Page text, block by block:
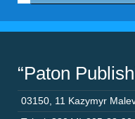
“Paton
03150 11 Kazymyr